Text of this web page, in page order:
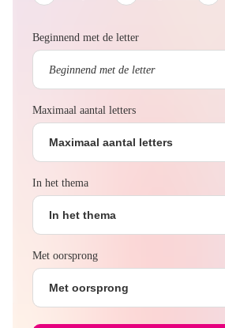
Beginnend met de letter
Maximaal aantal letters
Maximaal aantal letters
In het thema
In het thema
Met oorsprong
Met oorsprong